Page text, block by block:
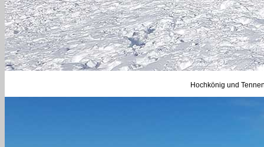
Hochkönig und